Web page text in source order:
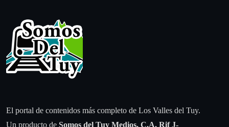
El portal de contenidos más completo de Los Valles del Tuy.
Un producto de Somos del Tuy Medios, C.A. Rif J-